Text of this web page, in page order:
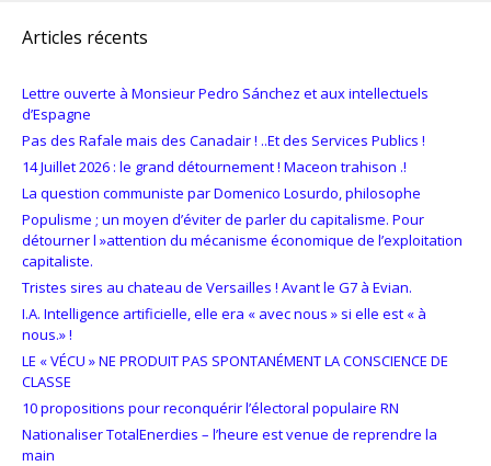
Articles récents
Lettre ouverte à Monsieur Pedro Sánchez et aux intellectuels
d’Espagne
Pas des Rafale mais des Canadair ! ..Et des Services Publics !
14 Juillet 2026 : le grand détournement ! Maceon trahison .!
La question communiste par Domenico Losurdo, philosophe
Populisme ; un moyen d’éviter de parler du capitalisme. Pour
détourner l »attention du mécanisme économique de l’exploitation
capitaliste.
Tristes sires au chateau de Versailles ! Avant le G7 à Evian.
I.A. Intelligence artificielle, elle era « avec nous » si elle est « à
nous.» !
LE « VÉCU » NE PRODUIT PAS SPONTANÉMENT LA CONSCIENCE DE
CLASSE
10 propositions pour reconquérir l’électoral populaire RN
Nationaliser TotalEnerdies – l’heure est venue de reprendre la
main